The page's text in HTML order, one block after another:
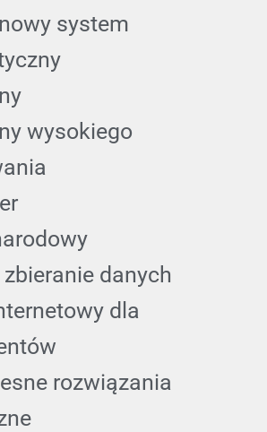
system
wysokiego
danych
dla
rozwiązania